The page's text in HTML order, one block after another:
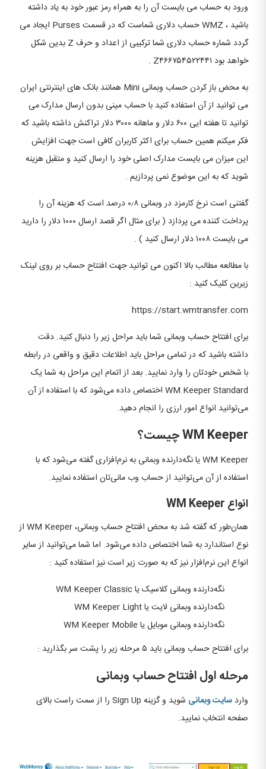
ورود به حساب می بایست آن را به همراه رمز عبور خود به یاد داشته
باشید ، WMZ حساب دلاری شماست که در قسمت Purses ایجاد می
گردد شماره حساب دلاری شما ترکیبی از اعداد و حرف Z بدین شکل
خواهد بود Z۴۶۶۷۵۴۵۲۲۴۴۱ .
به محض باز کردن حساب وبمانی Mini همانند بانک های اینترنتی ایران
می توانید از آن استفاده کنید با حساب مینی بدون ارسال مدارک می
توانید تا هفته ایی ۶۰۰ دلار و ماهانه ۳۰۰۰ دلار تراکنش داشته باشید که
فکر میکنم همین حساب برای اکثر کاربران کافی است جهت افزایش
این میزان می بایست مدارک اصلی خود را ارسال کنید و متقبل هزینه
شوید که به این موضوع نمی پردازیم .
گفتنی است نرخ کارمزد در وبمانی ۰٫۸ درصد است که هزینه آن را
پرداخت کننده می پردازد ( برای مثال اگر قصد ارسال ۱۰۰۰ دلار را دارید
می بایست ۱۰۰۸ دلار ارسال کنید ) .
با مطالعه مطالب بالا اکنون می توانید جهت افتتاح حساب بر روی لینک
زیرین کلیک کنید :
https://start.wmtransfer.com
برای افتتاح حساب وبمانی شما باید مراحل زیر را دنبال کنید. دقت
داشته باشید که در تمامی مراحل باید اطلاعات دقیق و واقعی در رابطه
با شخص خودتان را وارد نمایید. بعد از اتمام این مراحل به شما یک
WM Keeper Standard اختصاص داده می‌شود که با استفاده از آن
می‌توانید انواع امور ارزی را انجام دهید.
WM Keeper چیست؟
WM Keeper یا نگه‌دارنده وبمانی به نرم‌افزاری گفته می‌شود که با
استفاده از آن می‌توانید از حساب وب مانی‌تان استفاده نمایید.
انواع WM Keeper
همان‌طور که گفته شد به محض افتتاح حساب وبمانی، WM Keeper از
نوع استاندارد به شما اختصاص داده می‌شود. اما شما می‌توانید از سایر
انواع این نرم‌افزار نیز که به صورت زیر است نیز استفاده کنید :
نگه‌دارنده وبمانی کلاسیک یا WM Keeper Classic
نگه‌دارنده وبمانی لایت یا WM Keeper Light
نگه‌دارنده وبمانی موبایل یا WM Keeper Mobile
برای افتتاح حساب وبمانی باید ۵ مرحله زیر را پشت سر بگذارید :
مرحله اول افتتاح حساب وبمانی
وارد سایت وبمانی
شوید و گزینه Sign Up را از سمت راست بالای
صفحه انتخاب نمایید.